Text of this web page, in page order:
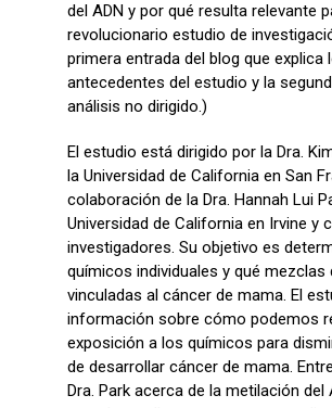
del ADN y por qué resulta relevante
revolucionario estudio de
primera entrada del blog que explica
antecedentes del estudio y la
análisis no dirigido.)
El estudio está dirigido por la Dra.
la Universidad de California en San
colaboración de la Dra. Hannah Lui
Universidad de California en Irvine y
investigadores. Su objetivo es
químicos individuales y qué mezclas
vinculadas al cáncer de mama. El
información sobre cómo podemos
exposición a los químicos para
de desarrollar cáncer de mama.
Dra. Park acerca de la metilación del